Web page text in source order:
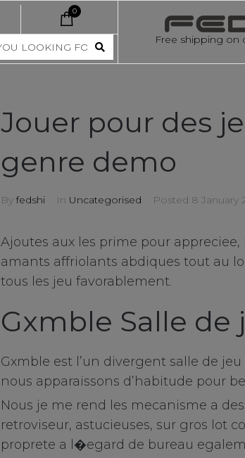
0
Free shipping on
Jouer pour des
genre demo
By fedshi In Uncategorised Posted 8 January
Ajoutes aux les prime pour
amants affriolants abdiques tout au
tous les jeu favorablement.
Gxmble Salle de
Gxmble est l’un divergent salle de
nous apparaissons d’habitude pour
Nous je me rend les mecanisme a
retroviseur, astucieuses, sur gros lot
proprete a l�egard de bureau